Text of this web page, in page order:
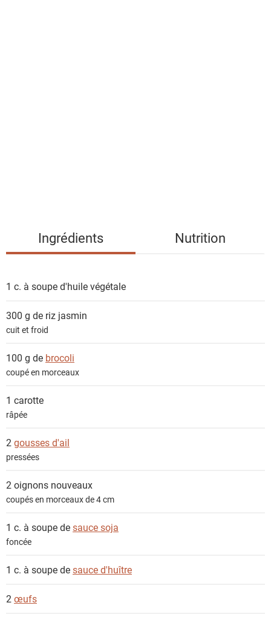
s
Ingrédients Nutrition
1 c. à souped'huile végétale
300 g de riz jasmin
cuit et froid
100 g de brocoli
coupé en morceaux
1 carotte
râpée
2 gousses d'ail
pressées
2 oignons nouveaux
coupés en morceaux de 4 cm
1 c. à soupe desauce soja
foncée
1 c. à soupe desauce d'huître
2 œufs